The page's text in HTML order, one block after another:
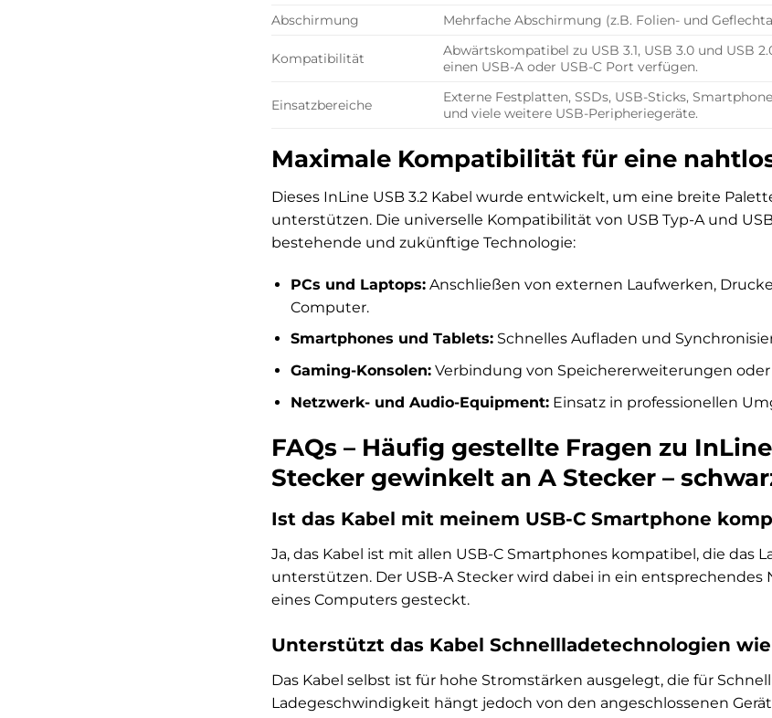
Abschirmung
Mehrfache Abschirmung (z.B. Folien- und
Kompatibilität
Abwärtskompatibel zu USB 3.1, USB 3.0 und USB
einen USB-A oder USB-C Port verfügen.
Einsatzbereiche
Externe Festplatten, SSDs, USB-Sticks,
und viele weitere USB-Peripheriegeräte.
Maximale Kompatibilität für eine
Dieses InLine USB 3.2 Kabel wurde entwickelt, um eine breite
unterstützen. Die universelle Kompatibilität von USB Typ-A und
bestehende und zukünftige Technologie:
PCs und Laptops:Anschließen von externen Laufwerken,
Computer.
Smartphones und Tablets:Schnelles Aufladen und
Gaming-Konsolen:Verbindung von Speichererweiterungen
Netzwerk- und Audio-Equipment:Einsatz in professionellen
FAQs – Häufig gestellte Fragen zu InLine
Stecker gewinkelt an A Stecker –
Ist das Kabel mit meinem USB-C Smartphone
Ja, das Kabel ist mit allen USB-C Smartphones kompatibel, die das
unterstützen. Der USB-A Stecker wird dabei in ein entsprechendes
eines Computers gesteckt.
Unterstützt das Kabel Schnellladetechnologien wie
Das Kabel selbst ist für hohe Stromstärken ausgelegt, die für
Ladegeschwindigkeit hängt jedoch von den angeschlossenen